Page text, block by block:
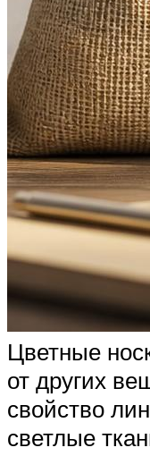
Цветные
от других
свойство
светлые